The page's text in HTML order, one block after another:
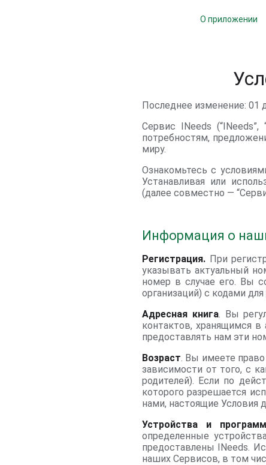
О приложении
Последнее изменение: 01
Сервис INeeds
потребностям,
миру.
Ознакомьтесь с
Устанавливая или
(далее совместно —
Информация о
Регистрация. При
указывать актуальный
номер в случае его. Вы
организаций) с кодами
Адресная книга. Вы
контактов, хранящимся
предоставлять нам эти
Возраст. Вы имеете
зависимости от того, с
родителей). Если по
которого разрешается
нами, настоящие
Устройства и
определенные
предоставлены INeeds.
наших Сервисов, в том